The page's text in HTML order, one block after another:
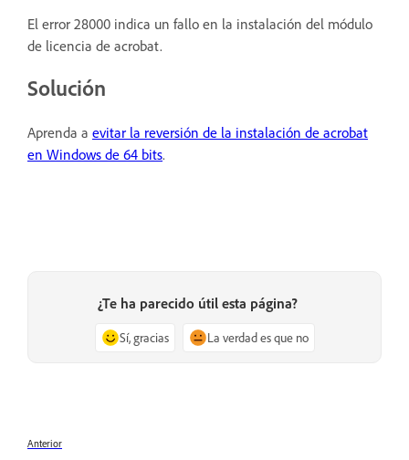
El error 28000 indica un fallo en la instalación del módulo
de licencia de acrobat.
Solución
Aprenda a evitar la reversión de la instalación de acrobat
en Windows de 64 bits.
¿Te ha parecido útil esta página?
Sí, gracias La verdad es que no
Anterior